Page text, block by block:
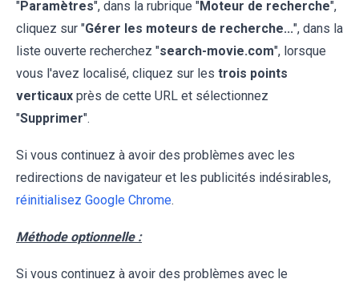
"Paramètres", dans la rubrique "Moteur de recherche",
cliquez sur "Gérer les moteurs de recherche...", dans la
liste ouverte recherchez "search-movie.com", lorsque
vous l'avez localisé, cliquez sur les trois points
verticaux près de cette URL et sélectionnez
"Supprimer".
Si vous continuez à avoir des problèmes avec les
redirections de navigateur et les publicités indésirables,
réinitialisez Google Chrome.
Méthode optionnelle :
Si vous continuez à avoir des problèmes avec le